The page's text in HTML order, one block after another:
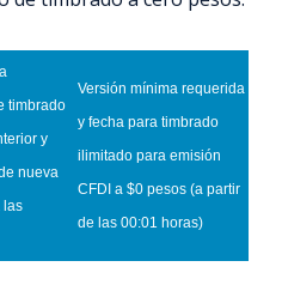
timbrado
y
nueva
las
Versión mínima requerida
y fecha para timbrado
ilimitado para emisión
CFDI a $0 pesos (a partir
de las 00:01 horas)